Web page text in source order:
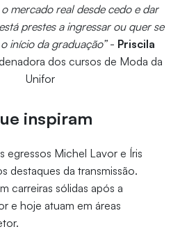
mercado real desde cedo e dar
prestes a ingressar ou quer se
início da graduação”- Priscila
dos cursos de Moda da
Unifor
inspiram
egressos Michel Lavor e Íris
destaques da transmissão.
carreiras sólidas após a
e hoje atuam em áreas